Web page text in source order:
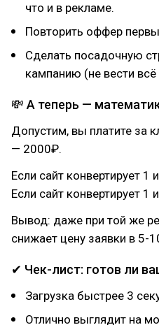
что и в рекламе.
Повторить оффер
Сделать посадочную
кампанию (не вести всё
💸 А теперь —
Допустим, вы платите за
— 2000₽.
Если сайт конвертирует
Если сайт конвертирует
Вывод: даже при той же
снижает цену заявки в 5-
✔ Чек-лист: готов ли
Загрузка быстрее 3
Отлично выглядит на